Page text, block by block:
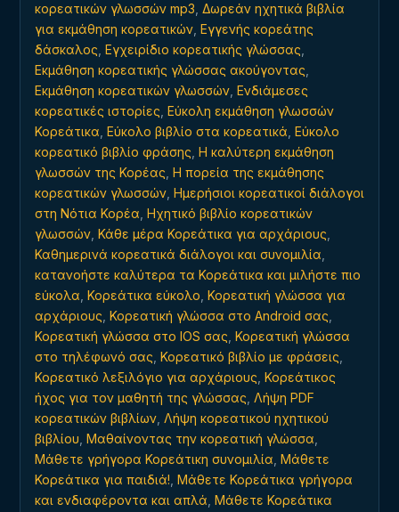
κορεατικών γλωσσών mp3 Δωρεάν ηχητικά βιβλία
για εκμάθηση κορεατικών Εγγενής κορεάτης
δάσκαλος Εγχειρίδιο κορεατικής γλώσσας
Εκμάθηση κορεατικής γλώσσας ακούγοντας
Εκμάθηση κορεατικών γλωσσών Ενδιάμεσες
κορεατικές ιστορίες Εύκολη εκμάθηση γλωσσών
Κορεάτικα Εύκολο βιβλίο στα κορεατικά Εύκολο
κορεατικό βιβλίο φράσης Η καλύτερη εκμάθηση
γλωσσών της Κορέας Η πορεία της εκμάθησης
κορεατικών γλωσσών Ημερήσιοι κορεατικοί διάλογοι
στη Νότια Κορέα Ηχητικό βιβλίο κορεατικών
γλωσσών Κάθε μέρα Κορεάτικα για αρχάριους
Καθημερινά κορεατικά διάλογοι και συνομιλία
κατανοήστε καλύτερα τα Κορεάτικα και μιλήστε πιο
εύκολα Κορεάτικα εύκολο Κορεατική γλώσσα για
αρχάριους Κορεατική γλώσσα στο Android σας
Κορεατική γλώσσα στο IOS σας Κορεατική γλώσσα
στο τηλέφωνό σας Κορεατικό βιβλίο με φράσεις
Κορεατικό λεξιλόγιο για αρχάριους Κορεάτικος
ήχος για τον μαθητή της γλώσσας Λήψη PDF
κορεατικών βιβλίων Λήψη κορεατικού ηχητικού
βιβλίου Μαθαίνοντας την κορεατική γλώσσα
Μάθετε γρήγορα Κορεάτικη συνομιλία Μάθετε
Κορεάτικα για παιδιά! Μάθετε Κορεάτικα γρήγορα
και ενδιαφέροντα και απλά Μάθετε Κορεάτικα